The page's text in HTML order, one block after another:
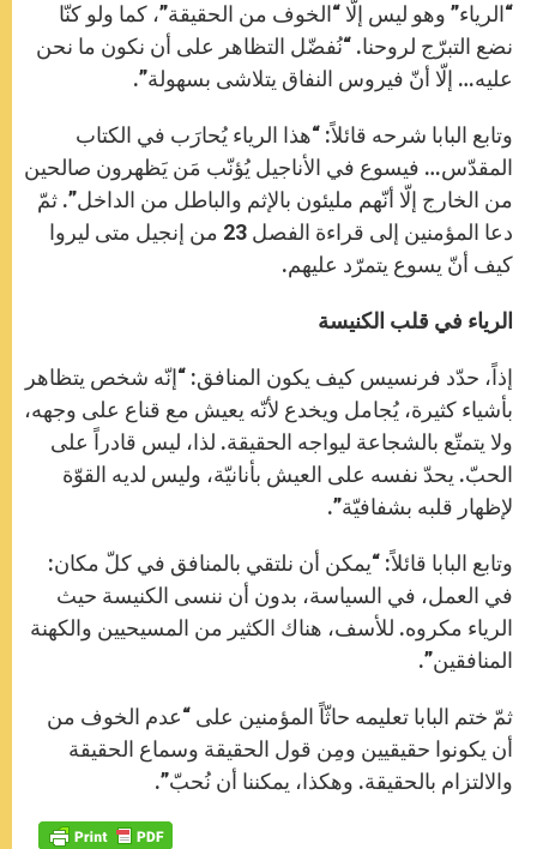
“الرياء” وهو ليس إلّا “الخوف من الحقيقة”، كما ولو كنّا
نضع التبرّج لروحنا. “نُفضّل التظاهر على أن نكون ما نحن
عليه… إلّا أنّ فيروس النفاق يتلاشى بسهولة”.
وتابع البابا شرحه قائلاً: “هذا الرياء يُحارَب في الكتاب
المقدّس… فيسوع في الأناجيل يُؤنّب مَن يَظهرون صالحين
من الخارج إلّا أنّهم مليئون بالإثم والباطل من الداخل”. ثمّ
دعا المؤمنين إلى قراءة الفصل 23 من إنجيل متى ليروا
كيف أنّ يسوع يتمرّد عليهم.
الرياء في قلب الكنيسة
إذاً، حدّد فرنسيس كيف يكون المنافق: “إنّه شخص يتظاهر
بأشياء كثيرة، يُجامل ويخدع لأنّه يعيش مع قناع على وجهه،
ولا يتمتّع بالشجاعة ليواجه الحقيقة. لذا، ليس قادراً على
الحبّ. يحدّ نفسه على العيش بأنانيّة، وليس لديه القوّة
لإظهار قلبه بشفافيّة”.
وتابع البابا قائلاً: “يمكن أن نلتقي بالمنافق في كلّ مكان:
في العمل، في السياسة، بدون أن ننسى الكنيسة حيث
الرياء مكروه. للأسف، هناك الكثير من المسيحيين والكهنة
المنافقين”.
ثمّ ختم البابا تعليمه حاثّاً المؤمنين على “عدم الخوف من
أن يكونوا حقيقيين ومِن قول الحقيقة وسماع الحقيقة
والالتزام بالحقيقة. وهكذا، يمكننا أن نُحبّ”.